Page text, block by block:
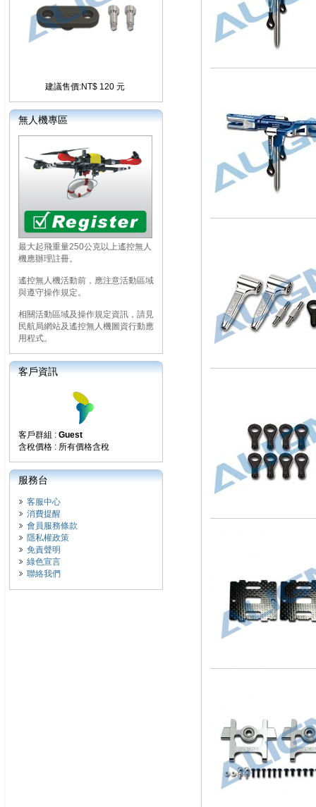
建議售價:NT$ 120 元
無人機專區
最大起飛重量250公克以上遙控無人
機應辦理註冊。
遙控無人機活動前，應注意活動區域
與遵守操作規定。
相關活動區域及操作規定資訊，請見
民航局網站及遙控無人機圖資行動應
用程式。
客戶資訊
客戶群組 : Guest
含稅價格 : 所有價格含稅
服務台
客服中心
消費提醒
會員服務條款
隱私權政策
免責聲明
綠色宣言
聯絡我們